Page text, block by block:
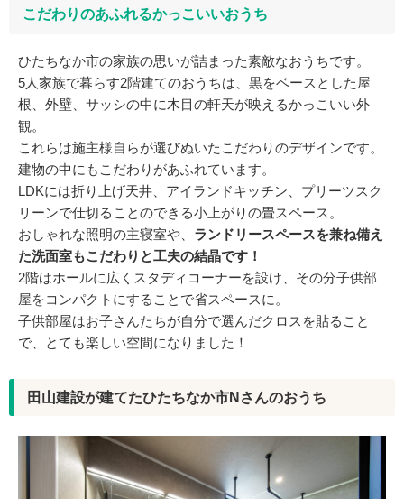
こだわりのあふれるかっこいいおうち
ひたちなか市の家族の思いが詰まった素敵なおうちです。
5人家族で暮らす2階建てのおうちは、黒をベースとした屋
根、外壁、サッシの中に木目の軒天が映えるかっこいい外
観。
これらは施主様自らが選びぬいたこだわりのデザインです。
建物の中にもこだわりがあふれています。
LDKには折り上げ天井、アイランドキッチン、プリーツスク
リーンで仕切ることのできる小上がりの畳スペース。
おしゃれな照明の主寝室や、 ランドリースペースを兼ね備え
た洗面室もこだわりと工夫の結晶です！
2階はホールに広くスタディコーナーを設け、その分子供部
屋をコンパクトにすることで省スペースに。
子供部屋はお子さんたちが自分で選んだクロスを貼ること
で、とても楽しい空間になりました！
田山建設が建てたひたちなか市Nさんのおうち